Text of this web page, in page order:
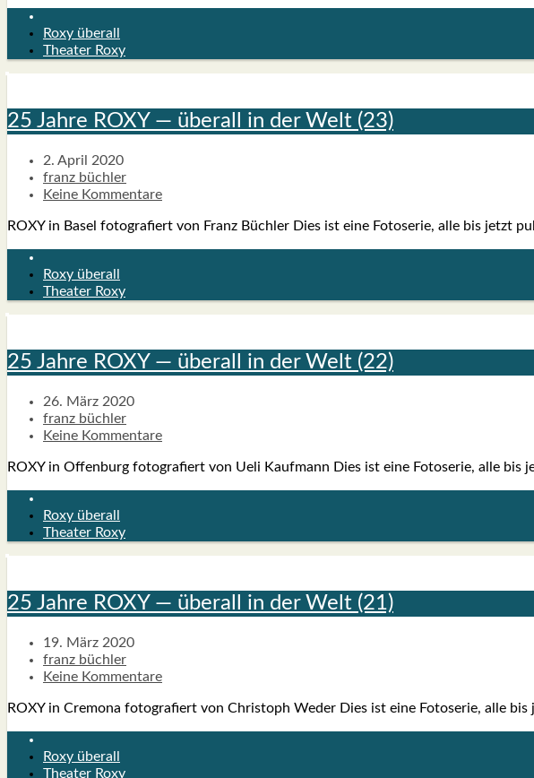
Roxy überall
Theater Roxy
25 Jah­re ROXY — über­all in der Welt (23)
2. April 2020
franz büchler
Keine Kommentare
ROXY in Basel foto­gra­fiert von Franz Büch­ler Dies ist eine Foto­se­rie, alle bis jetzt
Roxy überall
Theater Roxy
25 Jah­re ROXY — über­all in der Welt (22)
26. März 2020
franz büchler
Keine Kommentare
ROXY in Offen­burg foto­gra­fiert von Ueli Kauf­mann Dies ist eine Foto­se­rie, alle bis
Roxy überall
Theater Roxy
25 Jah­re ROXY — über­all in der Welt (21)
19. März 2020
franz büchler
Keine Kommentare
ROXY in Cre­mo­na foto­gra­fiert von Chris­toph Weder Dies ist eine Foto­se­rie, alle
Roxy überall
Theater Roxy